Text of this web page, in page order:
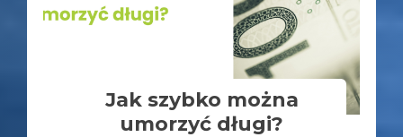
Jak szybko można
umorzyć długi?